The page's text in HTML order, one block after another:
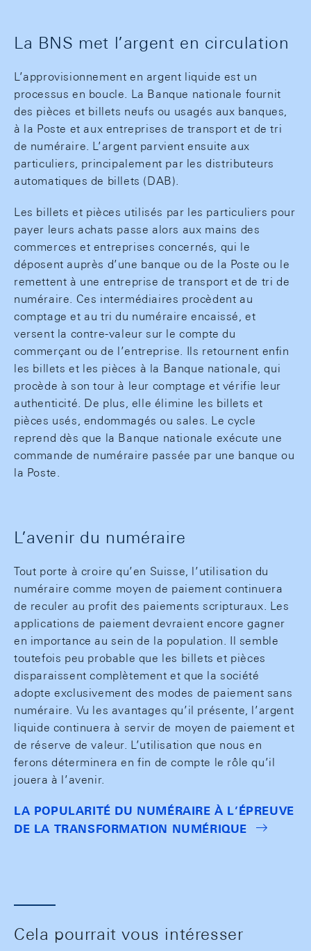
La BNS met l’argent en circulation
L’approvisionnement en argent liquide est un
processus en boucle. La Banque nationale fournit
des pièces et billets neufs ou usagés aux banques,
à la Poste et aux entreprises de transport et de tri
de numéraire. L’argent parvient ensuite aux
particuliers, principalement par les distributeurs
automatiques de billets (DAB).
Les billets et pièces utilisés par les particuliers pour
payer leurs achats passe alors aux mains des
commerces et entreprises concernés, qui le
déposent auprès d’une banque ou de la Poste ou le
remettent à une entreprise de transport et de tri de
numéraire. Ces intermédiaires procèdent au
comptage et au tri du numéraire encaissé, et
versent la contre-valeur sur le compte du
commerçant ou de l’entreprise. Ils retournent enfin
les billets et les pièces à la Banque nationale, qui
procède à son tour à leur comptage et vérifie leur
authenticité. De plus, elle élimine les billets et
pièces usés, endommagés ou sales. Le cycle
reprend dès que la Banque nationale exécute une
commande de numéraire passée par une banque ou
la Poste.
L’avenir du numéraire
Tout porte à croire qu’en Suisse, l’utilisation du
numéraire comme moyen de paiement continuera
de reculer au profit des paiements scripturaux. Les
applications de paiement devraient encore gagner
en importance au sein de la population. Il semble
toutefois peu probable que les billets et pièces
disparaissent complètement et que la société
adopte exclusivement des modes de paiement sans
numéraire. Vu les avantages qu’il présente, l’argent
liquide continuera à servir de moyen de paiement et
de réserve de valeur. L’utilisation que nous en
ferons déterminera en fin de compte le rôle qu’il
jouera à l’avenir.
LA POPULARITÉ DU NUMÉRAIRE À L’ÉPREUVE
DE LA TRANSFORMATION NUMÉRIQUE
Cela pourrait vous intéresser